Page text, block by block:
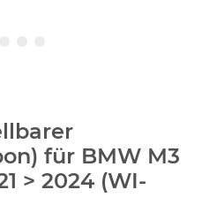
für BMW M3
> 2024 (WI-